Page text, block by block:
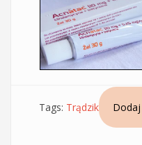
Tags: Trądzik